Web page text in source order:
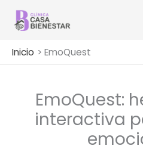
Inicio
EmoQuest
EmoQuest:
interactiva